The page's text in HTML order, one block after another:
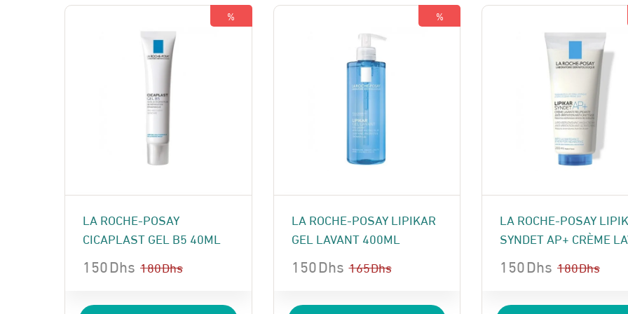
230 Dhs.
210 Dhs.
409 Dhs.
380 Dhs.
160 Dhs.
140 Dhs.
%
LA ROCHE-POSAY
CICAPLAST GEL B5 40ML
180Dhs
prix
150Dhs
prix
%
LA ROCHE-POSAY LIPIKAR
GEL LAVANT 400ML
165Dhs
prix
150Dhs
prix
LA ROCHE-POSAY
SYNDET AP+ CRÈME
180Dhs
prix
150Dhs
prix